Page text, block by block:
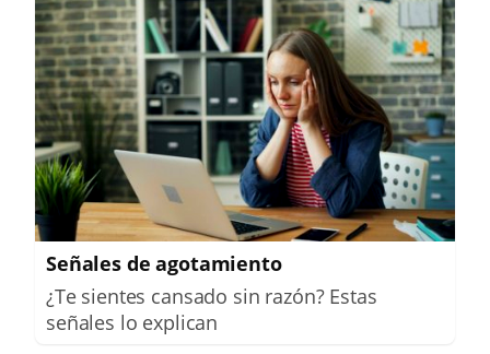
Señales de agotamiento
¿Te sientes cansado sin razón? Estas
señales lo explican